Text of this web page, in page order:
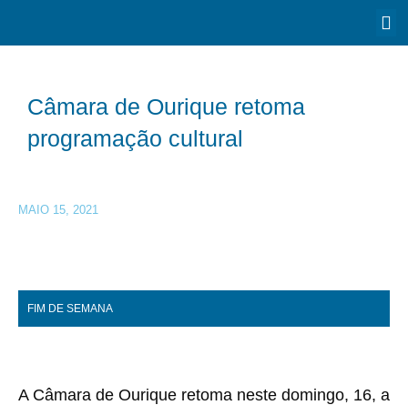
Câmara de Ourique retoma
programação cultural
MAIO 15, 2021
FIM DE SEMANA
A Câmara de Ourique retoma neste domingo, 16, a